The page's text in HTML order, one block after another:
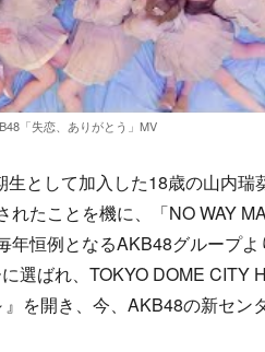
「失恋、ありがとう」MV
として加入した18歳の山内瑞
たことを機に、「NO WAY
年恒例となるAKB48グループ
選ばれ、TOKYO DOME CITY
を開き、今、AKB48の新セン